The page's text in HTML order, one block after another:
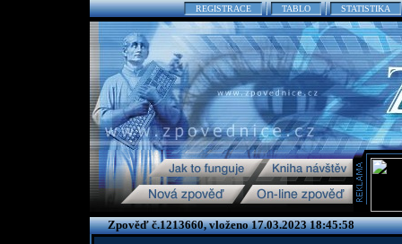
REGISTRACE TABLO STATISTIKA
Zpověď č.1213660, vloženo 17.03.2023 18:45:58